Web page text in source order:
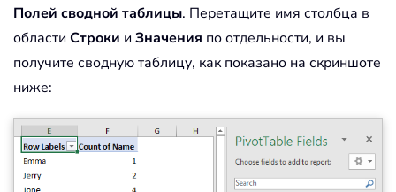
Полей сводной таблицы. Перетащите имя столбца в
области Строки и Значения по отдельности, и вы
получите сводную таблицу, как показано на скриншоте
ниже: